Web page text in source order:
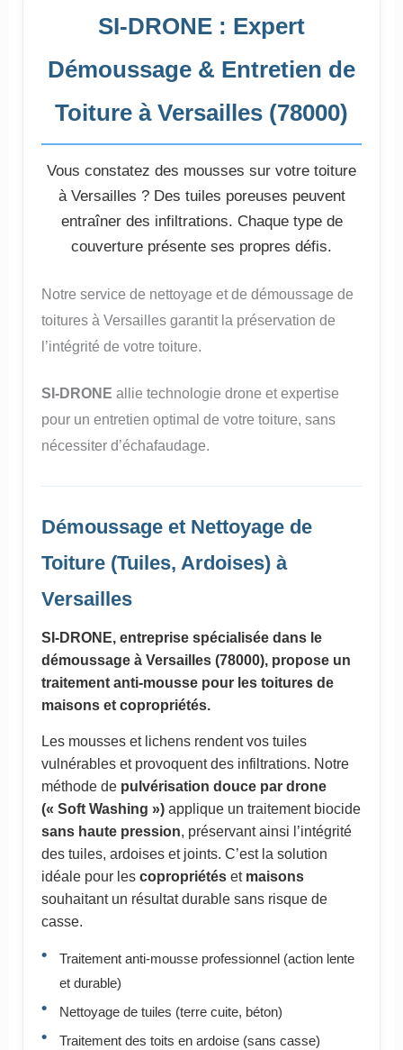
SI-DRONE : Expert
Démoussage & Entretien de
Toiture à Versailles (78000)
Vous constatez des mousses sur votre toiture
à Versailles ? Des tuiles poreuses peuvent
entraîner des infiltrations. Chaque type de
couverture présente ses propres défis.
Notre service de nettoyage et de démoussage de
toitures à Versailles garantit la préservation de
l’intégrité de votre toiture.
SI-DRONE allie technologie drone et expertise
pour un entretien optimal de votre toiture, sans
nécessiter d’échafaudage.
Démoussage et Nettoyage de
Toiture (Tuiles, Ardoises) à
Versailles
SI-DRONE, entreprise spécialisée dans le
démoussage à Versailles (78000), propose un
traitement anti-mousse pour les toitures de
maisons et copropriétés.
Les mousses et lichens rendent vos tuiles
vulnérables et provoquent des infiltrations. Notre
méthode de pulvérisation douce par drone
(« Soft Washing »)applique un traitement biocide
sans haute pression, préservant ainsi l’intégrité
des tuiles, ardoises et joints. C’est la solution
idéale pour les copropriétéset maisons
souhaitant un résultat durable sans risque de
casse.
Traitement anti-mousse professionnel (action lente
et durable)
Nettoyage de tuiles (terre cuite, béton)
Traitement des toits en ardoise (sans casse)